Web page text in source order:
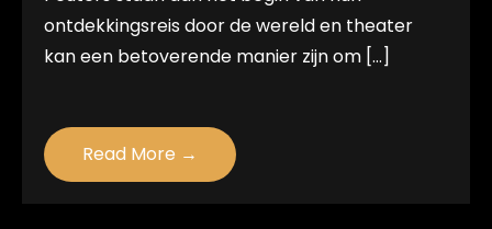
ontdekkingsreis door de wereld en theater
kan een betoverende manier zijn om […]
Read More →